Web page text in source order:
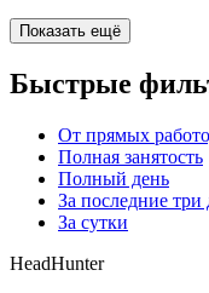
Показать ещё
Быстрые
От прямых
Полная занятость
Полный день
За последние три
За сутки
HeadHunter